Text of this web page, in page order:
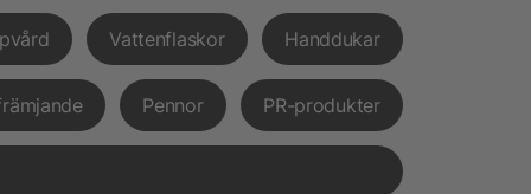
Vattenflaskor Handdukar
Pennor PR-produkter